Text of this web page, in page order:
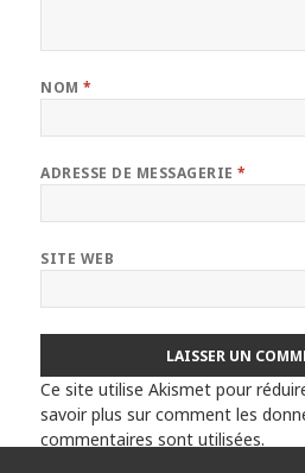
NOM*
ADRESSE DE MESSAGERIE*
SITE WEB
Ce site utilise Akismet pour
savoir plus sur comment les
commentaires sont utilisées.